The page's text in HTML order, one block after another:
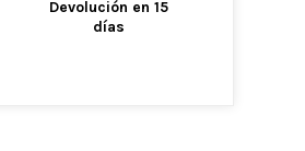
Devolución en 15
días